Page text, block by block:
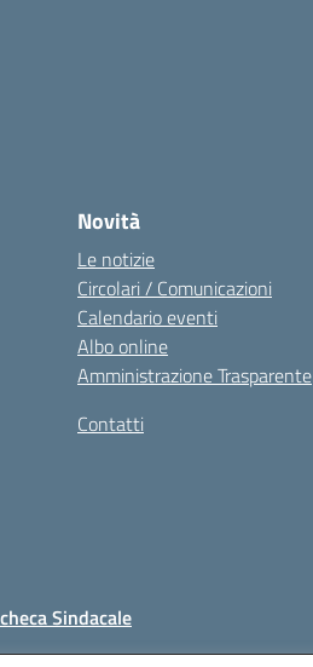
Novità
Le notizie
Circolari / Comunicazioni
Calendario eventi
Albo online
Amministrazione Trasparente
Contatti
Sindacale